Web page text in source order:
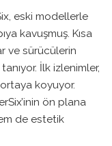
eski modellerle
kavuşmuş. Kısa
ve sürücülerin
İlk izlenimler,
koyuyor.
ön plana
de estetik